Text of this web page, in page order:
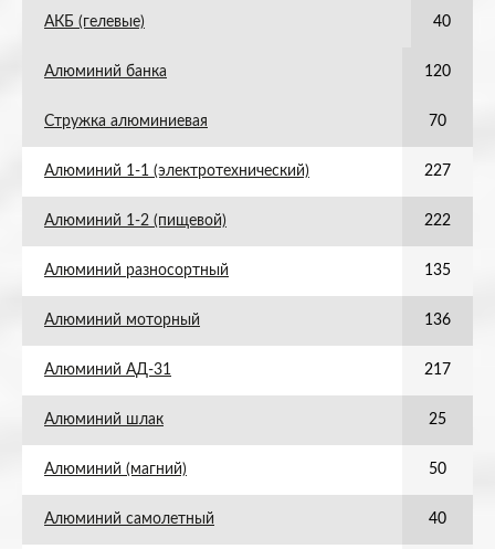
АКБ (гелевые) 40
Алюминий банка 120
Стружка алюминиевая 70
Алюминий 1-1 (электротехнический) 227
Алюминий 1-2 (пищевой) 222
Алюминий разносортный 135
Алюминий моторный 136
Алюминий АД-31 217
Алюминий шлак 25
Алюминий (магний) 50
Алюминий самолетный 40